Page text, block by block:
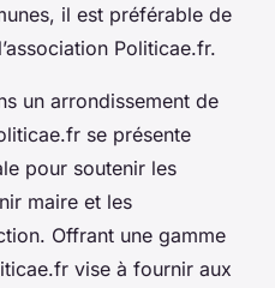
il est préférable de
Politicae.fr.
un arrondissement de
se présente
pour soutenir les
maire et les
Offrant une gamme
vise à fournir aux